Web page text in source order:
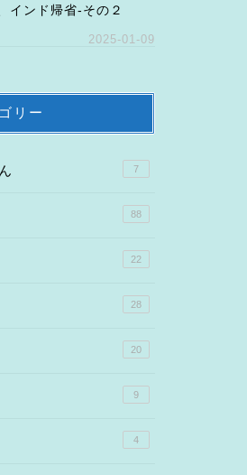
ンド帰省-その２
2025-01-09
リー
7
88
22
28
20
9
4